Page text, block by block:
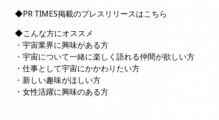
◆PR TIMES掲載のプレスリリースはこちら
◆こんな方にオススメ
・宇宙業界に興味がある方
・宇宙について一緒に楽しく語れる仲間が欲しい方
・仕事として宇宙にかかわりたい方
・新しい趣味がほしい方
・女性活躍に興味のある方